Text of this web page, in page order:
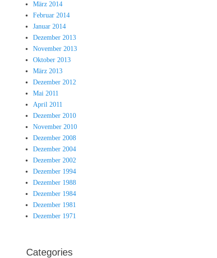
März 2014
Februar 2014
Januar 2014
Dezember 2013
November 2013
Oktober 2013
März 2013
Dezember 2012
Mai 2011
April 2011
Dezember 2010
November 2010
Dezember 2008
Dezember 2004
Dezember 2002
Dezember 1994
Dezember 1988
Dezember 1984
Dezember 1981
Dezember 1971
Categories